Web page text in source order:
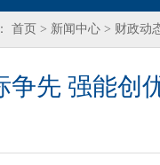
首页 > 新闻中心 > 财政动
争先 强能创